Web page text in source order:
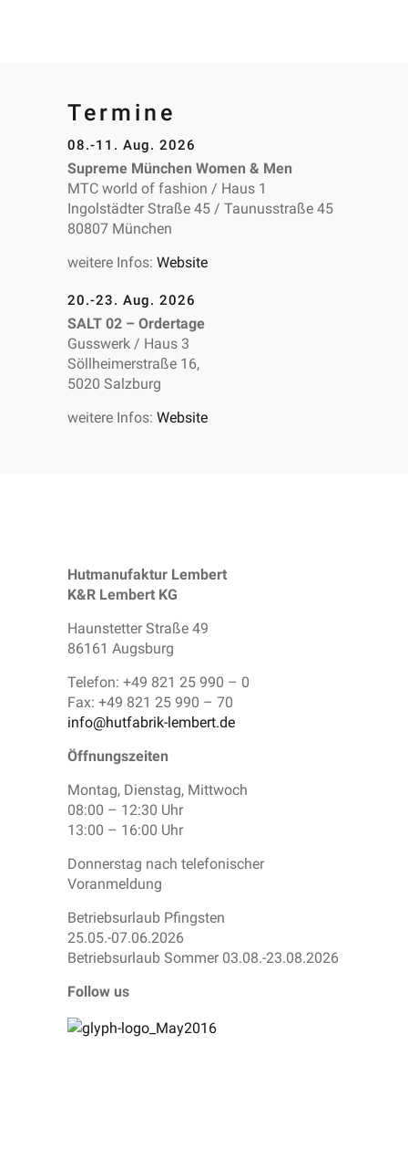
Termine
08.-11. Aug. 2026
Supreme München Women & Men
MTC world of fashion / Haus 1
Ingolstädter Straße 45 / Taunusstraße 45
80807 München
weitere Infos: Website
20.-23. Aug. 2026
SALT 02 – Ordertage
Gusswerk / Haus 3
Söllheimerstraße 16,
5020 Salzburg
weitere Infos: Website
Hutmanufaktur Lembert
K&R Lembert KG
Haunstetter Straße 49
86161 Augsburg
Telefon: +49 821 25 990 – 0
Fax: +49 821 25 990 – 70
info@hutfabrik-lembert.de
Öffnungszeiten
Montag, Dienstag, Mittwoch
08:00 – 12:30 Uhr
13:00 – 16:00 Uhr
Donnerstag nach telefonischer
Voranmeldung
Betriebsurlaub Pfingsten
25.05.-07.06.2026
Betriebsurlaub Sommer 03.08.-23.08.2026
Follow us